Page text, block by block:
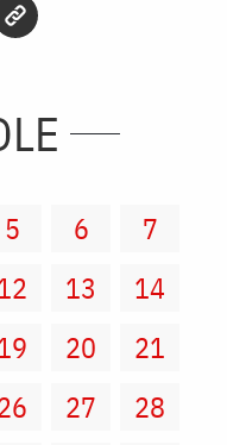
5 6
7
13
14
20
21
27
28